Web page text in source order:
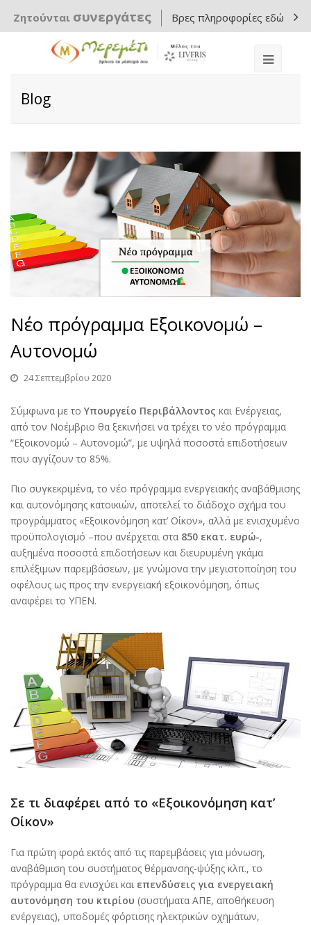
Ζητούνται συνεργάτες Βρες πληροφορίες εδώ
Blog
Νέο πρόγραμμα Εξοικονομώ –
Αυτονομώ
24 Σεπτεμβρίου 2020
Σύμφωνα με το Υπουργείο Περιβάλλοντος και Ενέργειας,
από τον Νοέμβριο θα ξεκινήσει να τρέχει το νέο πρόγραμμα
“Εξοικονομώ – Αυτονομώ”, με υψηλά ποσοστά επιδοτήσεων
που αγγίζουν το 85%.
Πιο συγκεκριμένα, το νέο πρόγραμμα ενεργειακής αναβάθμισης
και αυτονόμησης κατοικιών, αποτελεί το διάδοχο σχήμα του
προγράμματος «Εξοικονόμηση κατ’ Οίκον», αλλά με ενισχυμένο
προϋπολογισμό –που ανέρχεται στα 850 εκατ. ευρώ-,
αυξημένα ποσοστά επιδοτήσεων και διευρυμένη γκάμα
επιλέξιμων παρεμβάσεων, με γνώμονα την μεγιστοποίηση του
οφέλους ως προς την ενεργειακή εξοικονόμηση, όπως
αναφέρει το ΥΠΕΝ.
Σε τι διαφέρει από το «Εξοικονόμηση κατ’
Οίκον»
Για πρώτη φορά εκτός από τις παρεμβάσεις για μόνωση,
αναβάθμιση του συστήματος θέρμανσης-ψύξης κλπ., το
πρόγραμμα θα ενισχύει και επενδύσεις για ενεργειακή
αυτονόμηση του κτιρίου (συστήματα ΑΠΕ, αποθήκευση
ενέργειας), υποδομές φόρτισης ηλεκτρικών οχημάτων,